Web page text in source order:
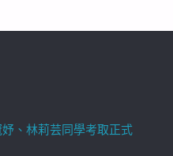
妤、林莉芸同學考取正式